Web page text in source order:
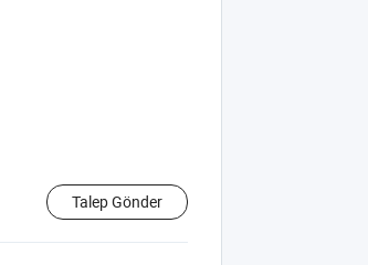
Talep Gönder